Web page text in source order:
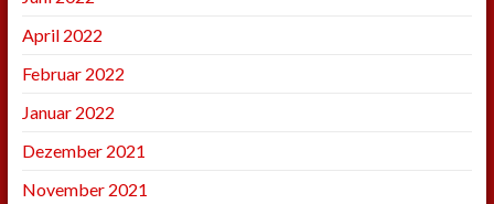
April 2022
Februar 2022
Januar 2022
Dezember 2021
November 2021